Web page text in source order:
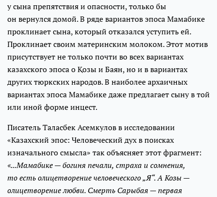
у сына препятствия и опасности, только бы
он вернулся домой. В ряде вариантов эпоса Мамабике
проклинает сына, который отказался уступить ей.
Проклинает своим материнским молоком. Этот мотив
присутствует не только почти во всех вариантах
казахского эпоса о Қозы и Баян, но и в вариантах
других тюркских народов. В наиболее архаичных
вариантах эпоса Мамабике даже предлагает сыну в той
или иной форме инцест.
Писатель Таласбек Асемкулов в исследовании
«Казахский эпос: Человеческий дух в поисках
изначального смысла» так объясняет этот фрагмент:
«...Мамабике — богиня печали, страха и сомнения,
то есть олицетворение человеческого „Я“. А Козы —
олицетворение любви. Смерть Сарыбая — первая